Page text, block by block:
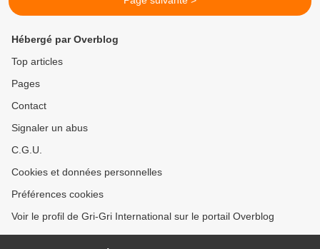
Hébergé par Overblog
Top articles
Pages
Contact
Signaler un abus
C.G.U.
Cookies et données personnelles
Préférences cookies
Voir le profil de Gri-Gri International sur le portail Overblog